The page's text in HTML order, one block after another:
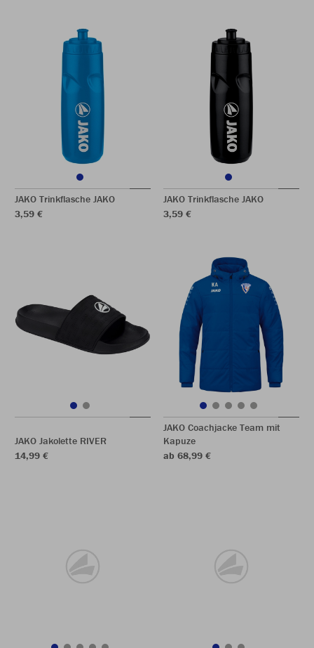
JAKO Trinkflasche JAKO
3,59 €
JAKO Trinkflasche JAKO
3,59 €
JAKO Jakolette RIVER
14,99 €
JAKO Coachjacke Team mit
Kapuze
ab 68,99 €